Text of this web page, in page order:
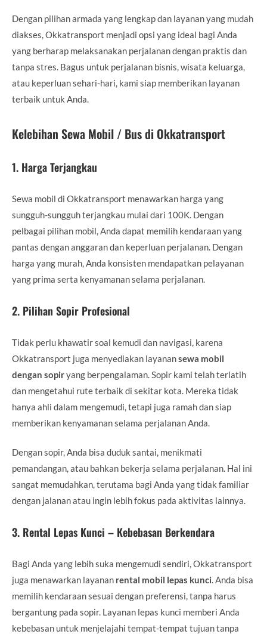
Dengan pilihan armada yang lengkap dan layanan yang mudah
diakses, Okkatransport menjadi opsi yang ideal bagi Anda
yang berharap melaksanakan perjalanan dengan praktis dan
tanpa stres. Bagus untuk perjalanan bisnis, wisata keluarga,
atau keperluan sehari-hari, kami siap memberikan layanan
terbaik untuk Anda.
Kelebihan Sewa Mobil / Bus di Okkatransport
1. Harga Terjangkau
Sewa mobil di Okkatransport menawarkan harga yang
sungguh-sungguh terjangkau mulai dari 100K. Dengan
pelbagai pilihan mobil, Anda dapat memilih kendaraan yang
pantas dengan anggaran dan keperluan perjalanan. Dengan
harga yang murah, Anda konsisten mendapatkan pelayanan
yang prima serta kenyamanan selama perjalanan.
2. Pilihan Sopir Profesional
Tidak perlu khawatir soal kemudi dan navigasi, karena
Okkatransport juga menyediakan layanansewa mobil
dengan sopiryang berpengalaman. Sopir kami telah terlatih
dan mengetahui rute terbaik di sekitar kota. Mereka tidak
hanya ahli dalam mengemudi, tetapi juga ramah dan siap
memberikan kenyamanan selama perjalanan Anda.
Dengan sopir, Anda bisa duduk santai, menikmati
pemandangan, atau bahkan bekerja selama perjalanan. Hal ini
sangat memudahkan, terutama bagi Anda yang tidak familiar
dengan jalanan atau ingin lebih fokus pada aktivitas lainnya.
3. Rental Lepas Kunci – Kebebasan Berkendara
Bagi Anda yang lebih suka mengemudi sendiri, Okkatransport
juga menawarkan layanan rental mobil lepas kunci. Anda bisa
memilih kendaraan sesuai dengan preferensi, tanpa harus
bergantung pada sopir. Layanan lepas kunci memberi Anda
kebebasan untuk menjelajahi tempat-tempat tujuan tanpa